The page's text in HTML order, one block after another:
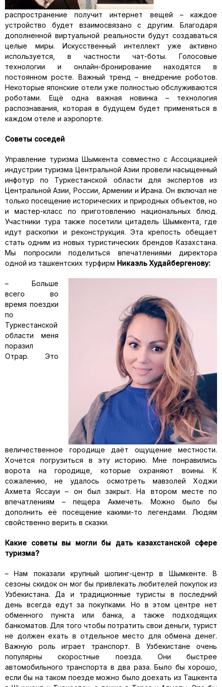
распространение получит интернет вещей – каждое
устройство будет взаимосвязано с другим. Благодаря
дополненной виртуальной реальности будут создаваться
целые миры. Искусственный интеллект уже активно
используется, в частности чат-боты. Голосовые
технологии и онлайн-бронирование находятся в
постоянном росте. Важный тренд – внедрение роботов.
Некоторые японские отели уже полностью обслуживаются
роботами. Ещё одна важная новинка – технология
распознавания, которая в будущем будет применяться в
каждом отеле и аэропорте.
Советы соседей
Управление туризма Шымкента совместно с Ассоциацией
индустрии туризма Центральной Азии провели насыщенный
инфотур по Туркестанской области для экспертов из
Центральной Азии, России, Армении и Ирана. Он включал не
только посещение исторических и природных объектов, но
и мастер-класс по приготовлению национальных блюд.
Участники тура также посетили цитадель Шымкента, где
идут раскопки и реконструкция. Эта крепость обещает
стать одним из новых туристических брендов Казахстана.
Мы попросили поделиться впечатлениями директора
одной из ташкентских турфирм Никаэль Худайбергенову:
– Больше
всего во
время поездки
по
Туркестанской
области меня
поразил
Отрар. Это
величественное городище даёт ощущение местности.
Хочется погрузиться в эту историю. Мне понравились
ворота на городище, которые охраняют воины. К
сожалению, не удалось осмотреть мавзолей Ходжи
Ахмета Яссауи – он был закрыт. На втором месте по
впечатлениям – пещера Акмечеть. Можно было бы
дополнить её посещение какими-то легендами. Людям
свойственно верить в сказки.
Какие советы вы могли бы дать казахстанской сфере
туризма?
– Нам показали крупный шопинг-центр в Шымкенте. В
сезоны скидок он мог бы привлекать любителей покупок из
Узбекистана. Да и традиционные туристы в последний
день всегда едут за покупками. Но в этом центре нет
обменного пункта или банка, а также подходящих
банкоматов. Для того чтобы потратить свои деньги, турист
не должен ехать в отдельное место для обмена денег.
Важную роль играет транспорт. В Узбекистане очень
популярны скоростные поезда. Они быстрее
автомобильного транспорта в два раза. Было бы хорошо,
если бы на таком поезде можно было доехать из Ташкента